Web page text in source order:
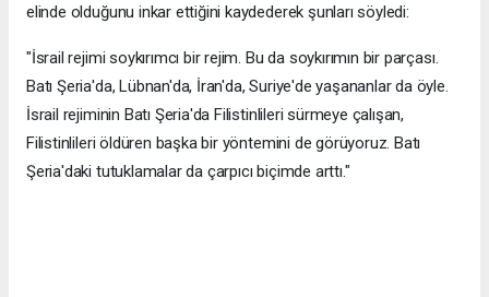
elinde olduğunu inkar ettiğini kaydederek şunları söyledi:
"İsrail rejimi soykırımcı bir rejim. Bu da soykırımın bir parçası.
Batı Şeria'da, Lübnan'da, İran'da, Suriye'de yaşananlar da öyle.
İsrail rejiminin Batı Şeria'da Filistinlileri sürmeye çalışan,
Filistinlileri öldüren başka bir yöntemini de görüyoruz. Batı
Şeria'daki tutuklamalar da çarpıcı biçimde arttı."